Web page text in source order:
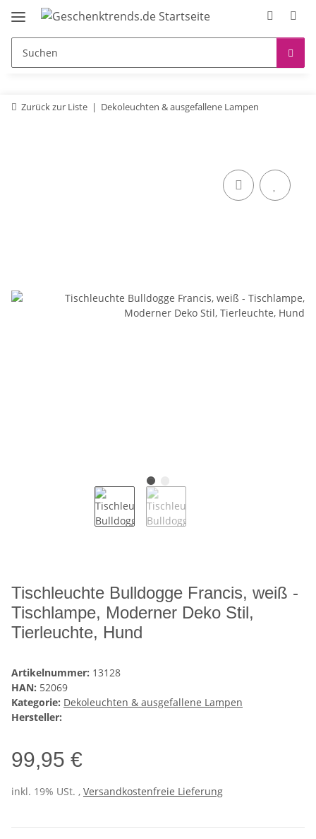
Zurück zur Liste Dekoleuchten & ausgefallene Lampen
Tischleuchte Bulldogge Francis, weiß -
Tischlampe, Moderner Deko Stil,
Tierleuchte, Hund
Artikelnummer: 13128
HAN: 52069
Kategorie: Dekoleuchten & ausgefallene Lampen
Hersteller:
99,95 €
inkl. 19% USt. , Versandkostenfreie Lieferung